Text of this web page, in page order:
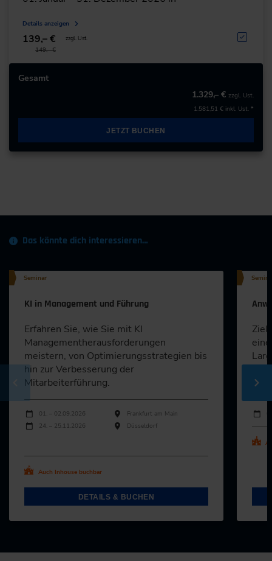
Details anzeigen
139,– €
149,– €
zzgl. Ust.
Gesamt
1.329,– € zzgl. Ust.
1.581,51 € inkl. Ust. *
JETZT BUCHEN
Das könnte dich interessieren…
Seminar
KI in Management und Führung
Erfahren Sie, wie Sie mit KI
Managementherausforderungen
meistern, von Optimierungsstrategien bis
hin zur Verbesserung der
Mitarbeiterführung.
Durchführungen
Veranstaltungsdatum Veranstaltungsort
01. – 02.09.2026
Frankfurt am Main
24. – 25.11.2026
Düsseldorf
Auch Inhouse buchbar
DETAILS & BUCHEN
Ziel